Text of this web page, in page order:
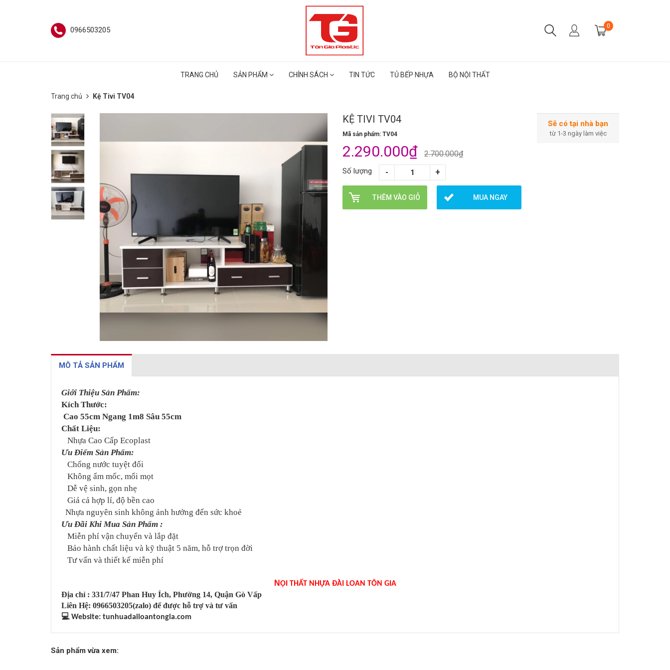
0966503205 0
TRANG CHỦ SẢN PHẨM CHÍNH SÁCH TIN TỨC TỦ BẾP NHỰA BỘ NỘI THẤT
Trang chủ Kệ Tivi TV04
KỆ TIVI TV04
Mã sản phẩm: TV04
2.290.000₫ 2.700.000₫
Số lượng
THÊM VÀO GIỎ MUA NGAY
Sẽ có tại nhà bạn
từ 1-3 ngày làm việc
MÔ TẢ SẢN PHẨM
Giới Thiệu Sản Phẩm:
Kích Thước:
Cao 55cm Ngang 1m8 Sâu 55cm
Chất Liệu:
Nhựa Cao Cấp Ecoplast
Ưu Điểm Sản Phẩm:
Chống nước tuyệt đối
Không ẩm mốc, mối mọt
Dễ vệ sinh, gọn nhẹ
Giá cả hợp lí, độ bền cao
Nhựa nguyên sinh không ảnh hưởng đến sức khoẻ
Ưu Đãi Khi Mua Sản Phẩm :
Miễn phí vận chuyển và lắp đặt
Bảo hành chất liệu và kỹ thuật 5 năm, hỗ trợ trọn đời
Tư vấn và thiết kế miễn phí
NỘI THẤT NHỰA ĐÀI LOAN TÔN GIA
Địa chỉ : 331/7/47 Phan Huy Ích, Phường 14, Quận Gò Vấp
Liên Hệ: 0966503205(zalo) để được hỗ trợ và tư vấn
💻Website: tunhuadailoantongia.com
Sản phẩm vừa xem: